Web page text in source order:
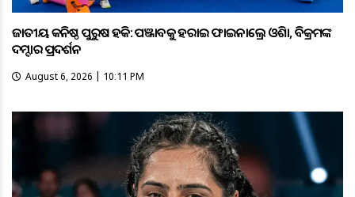
ଜାତୀୟ କନିଷ୍ଠ ପୁରୁଷ ହକି: ପଞ୍ଜାବକୁ ହରାଇ ଫାଇନାଲ୍ରେ ଓଡ଼ିଶା, ବିକ୍ରମଙ୍କ
ଦମ୍ଦାର ପ୍ରଦର୍ଶନ
August 6, 2026 | 10:11 PM